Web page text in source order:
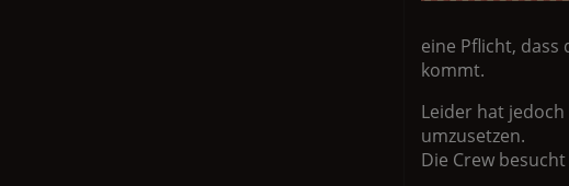
eine Pflicht, dass
kommt.
Leider hat
umzusetzen.
Die Crew